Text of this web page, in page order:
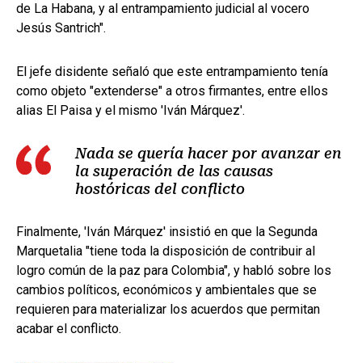
de La Habana, y al entrampamiento judicial al vocero
Jesús Santrich".
El jefe disidente señaló que este entrampamiento tenía
como objeto "extenderse" a otros firmantes, entre ellos
alias El Paisa y el mismo 'Iván Márquez'.
Nada se quería hacer por avanzar en
la superación de las causas
hostóricas del conflicto
Finalmente, 'Iván Márquez' insistió en que la Segunda
Marquetalia "tiene toda la disposición de contribuir al
logro común de la paz para Colombia", y habló sobre los
cambios políticos, económicos y ambientales que se
requieren para materializar los acuerdos que permitan
acabar el conflicto.